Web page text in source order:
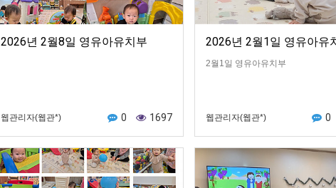
2026년 2월8일 영유아유치부
웹관리자(웹관*) 0 1697
2026년 2월1일 영유아유
2월1일 영유아유치부
웹관리자(웹관*) 0